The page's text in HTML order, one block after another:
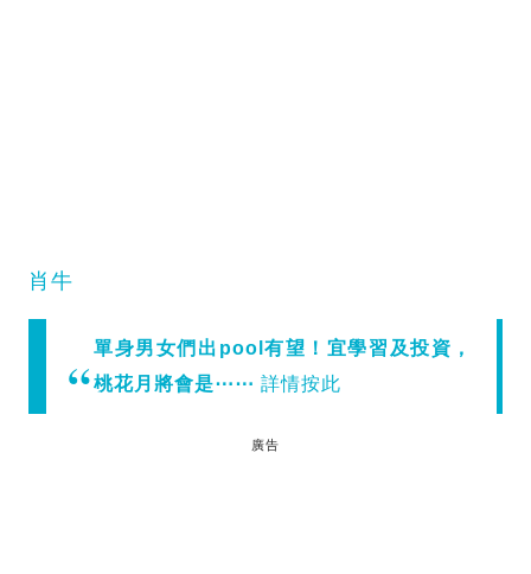
肖牛
單身男女們出pool有望！宜學習及投資，
桃花月將會是⋯⋯ 詳情按此
廣告